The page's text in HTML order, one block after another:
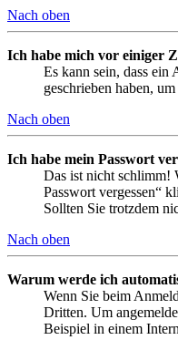
Nach oben
Ich habe mich vor einiger
Es kann sein, dass
geschrieben haben,
Nach oben
Ich habe mein Passwort
Das ist nicht schlimm!
Passwort vergessen“
Sollten Sie trotzdem
Nach oben
Warum werde ich
Wenn Sie beim
Dritten. Um
Beispiel in einem